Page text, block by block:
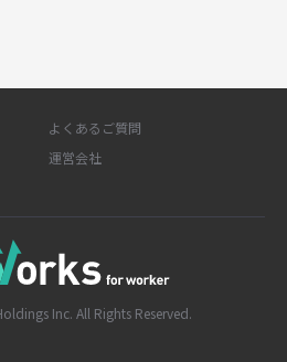
よくあるご質問
運営会社
Inc. All Rights Reserved.